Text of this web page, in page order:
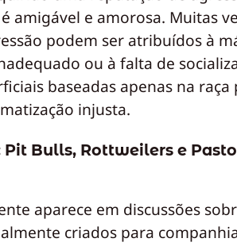
amigável e amorosa. Muitas
podem ser atribuídos à
ou à falta de
baseadas apenas na raça
injusta.
Pit Bulls, Rottweilers e
aparece em discussões
criados para